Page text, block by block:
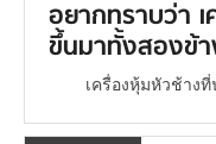
อยากทราบว่า
ขึ้นมาทั้งสองข้า
เครื่องหุ้มหัวช้าง